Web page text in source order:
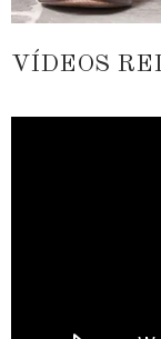
VÍDEOS